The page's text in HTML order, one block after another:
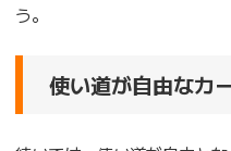
う。
使い道が自由なカ